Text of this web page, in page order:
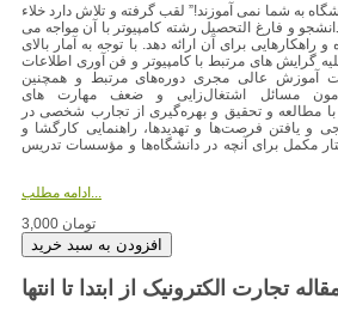
به شما نمی آموزند!” لقب گرفته و تلاش دارد خلاء
و فارغ التحصیل رشته کامپیوتر با آن مواجه می
برای آن ارائه دهد. با توجه به آمار بالای
گرایش های مرتبط با کامپیوتر و فن آوری اطلاعات
آموزش عالی مجری دوره‌های مرتبط و همچنین
مسائل اشتغال‌زایی و ضعف مهارت های
با مطالعه و تحقیق و بهره‌گیری از تجارب شخصی در
و یافتن فرصت‌ها و تهدیدها، راهنمایی کارگشا و
مکمل برای آنچه در دانشگاه‌ها و مؤسسات تدریس
3,000 تومان